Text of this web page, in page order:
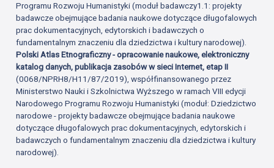
Programu Rozwoju Humanistyki (moduł badawczy1.1: projekty
badawcze obejmujące badania naukowe dotyczące długofalowych
prac dokumentacyjnych, edytorskich i badawczych o
fundamentalnym znaczeniu dla dziedzictwa i kultury narodowej).
Polski Atlas Etnograficzny - opracowanie naukowe, elektroniczny
katalog danych, publikacja zasobów w sieci Internet, etap II
(0068/NPRH8/H11/87/2019), współfinansowanego przez
Ministerstwo Nauki i Szkolnictwa Wyższego w ramach VIII edycji
Narodowego Programu Rozwoju Humanistyki (moduł: Dziedzictwo
narodowe - projekty badawcze obejmujące badania naukowe
dotyczące długofalowych prac dokumentacyjnych, edytorskich i
badawczych o fundamentalnym znaczeniu dla dziedzictwa i kultury
narodowej).